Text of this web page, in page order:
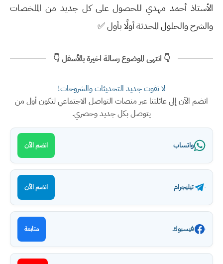
الأستاذ أحمد مهدي للحصول على كل جديد من الملخصات
والشرح والحلول المحدثة أولًا بأول ✅
👇 انتهى الموضوع رسالة اخيرة بالأسفل 👇
لا تفوت جديد التحديثات والشروحات!
انضم الآن إلى عائلتنا عبر منصات التواصل الاجتماعي لتكون أول من
يتوصل بكل جديد وحصري.
واتساب انضم الآن
تيليجرام انضم الآن
فيسبوك متابعة